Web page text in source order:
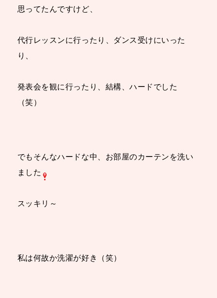
思ってたんですけど、
代行レッスンに行ったり、ダンス受けにいった
り、
発表会を観に行ったり、 結構、ハードでした
（笑）
でもそんなハードな中、 お部屋のカーテンを洗い
ました
スッキリ～
私は何故か洗濯が好き（笑）